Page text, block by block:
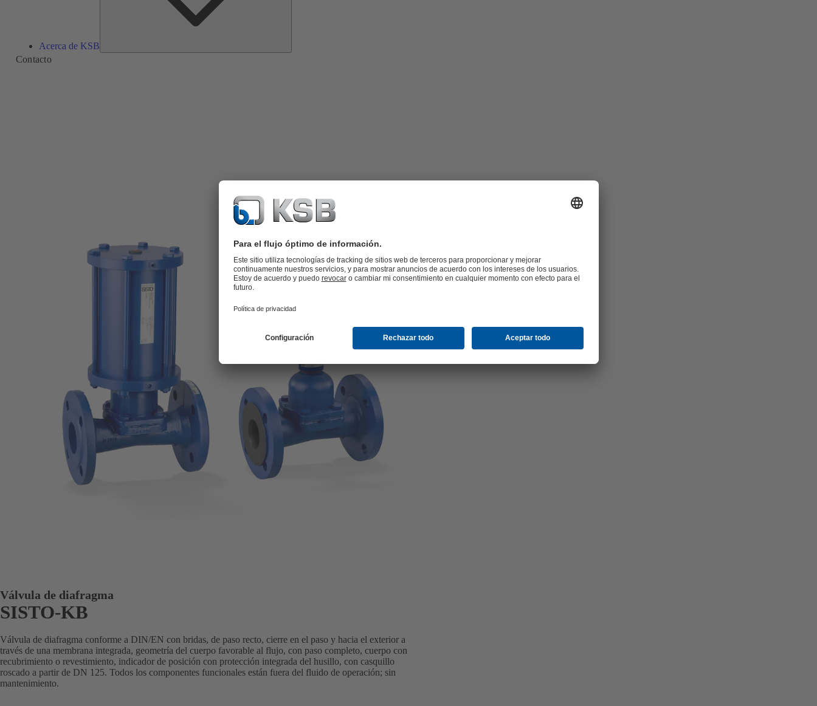
Acerca de KSB
Contacto
Válvula de diafragma
SISTO-KB
Válvula de diafragma conforme a DIN/EN con bridas, de paso recto, cierre en el paso y hacia el exterior a
través de una membrana integrada, geometría del cuerpo favorable al flujo, con paso completo, cuerpo con
recubrimiento o revestimiento, indicador de posición con protección integrada del husillo, con casquillo
roscado a partir de DN 125. Todos los componentes funcionales están fuera del fluido de operación; sin
mantenimiento.